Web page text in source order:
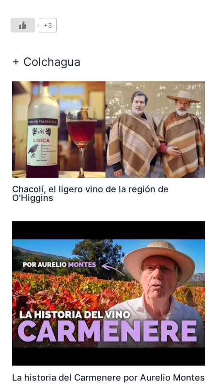
+3
+ Colchagua
Chacolí, el ligero vino de la región de
O’Higgins
La historia del Carmenere por Aurelio Montes